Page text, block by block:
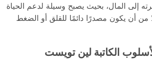
إلى المال، بحيث يصبح وسيلة لدعم الحياة
من أن يكون مصدرًا دائمًا للقلق أو الضغط
الكاتبة لين تويست